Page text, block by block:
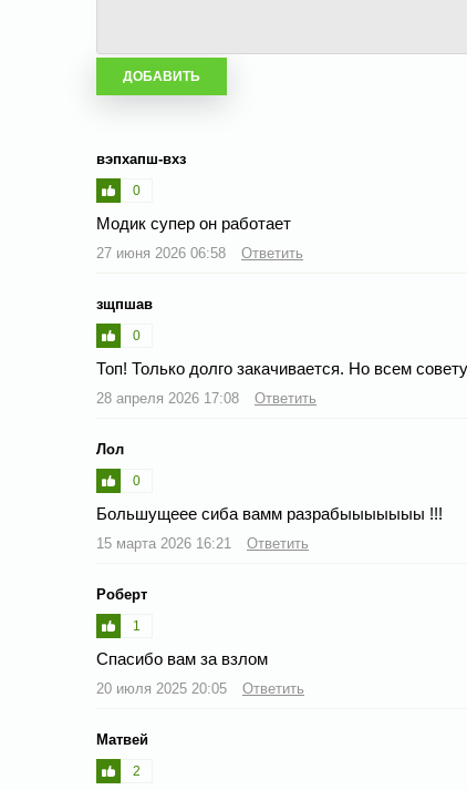
вэпхапш-вхз
0
Модик супер он работает
27 июня 2026 06:58 Ответить
зщпшав
0
Топ! Только долго закачивается. Но всем
28 апреля 2026 17:08 Ответить
Лол
0
Большущеее сиба вамм разрабыыыыыыы !!!
15 марта 2026 16:21 Ответить
Роберт
1
Спасибо вам за взлом
20 июля 2025 20:05 Ответить
Матвей
2